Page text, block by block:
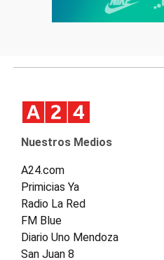
Nuestros Medios
A24.com
Primicias Ya
Radio La Red
FM Blue
Diario Uno Mendoza
San Juan 8